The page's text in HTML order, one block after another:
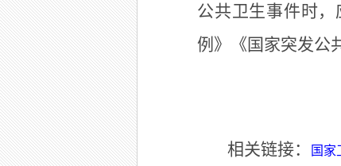
公共卫生事件时
例》《国家突发公
相关链接： 国家